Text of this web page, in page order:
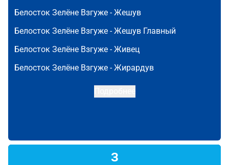
Белосток Зелёне Взгуже -Жешув
Белосток Зелёне Взгуже -Жешув Главный
Белосток Зелёне Взгуже -Живец
Белосток Зелёне Взгуже -Жирардув
З